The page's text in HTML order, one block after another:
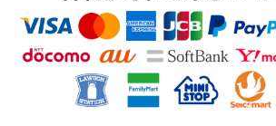
⑥サイズ
2026/04/17